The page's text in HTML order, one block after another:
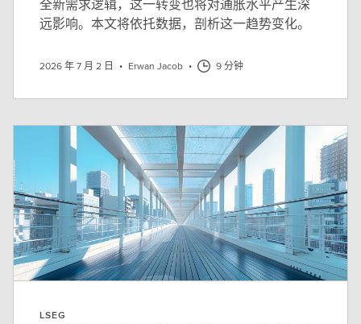
全新需求逻辑，这一转变也将对通胀水平产生深
远影响。本文将依托数据，剖析这一趋势变化。
2026 年 7 月 2 日 • Erwan Jacob • 9 分钟
LSEG